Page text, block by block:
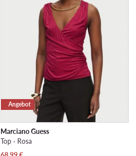
Angebot
Marciano Guess
Top · Rosa
Aktueller Preis